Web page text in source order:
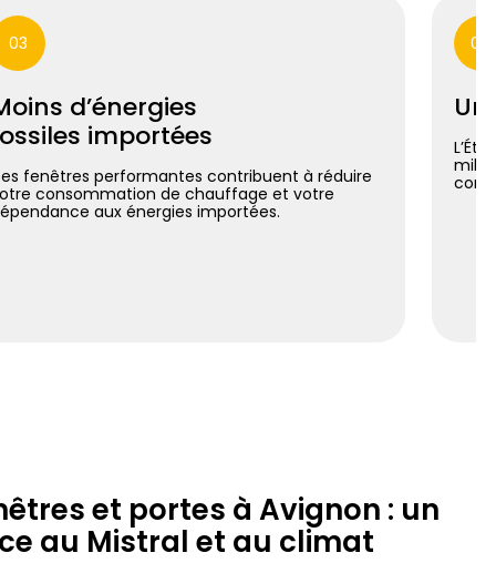
03
d’énergies
importées
fenêtres performantes contribuent à réduire
consommation de chauffage et votre
aux énergies importées.
04
et portes à Avignon : un
au Mistral et au climat